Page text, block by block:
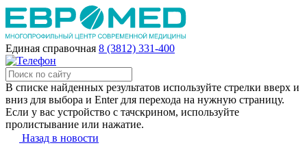
Единая справочная 8 (3812) 331-400
В списке найденных результатов используйте стрелки вверх и
вниз для выбора и Enter для перехода на нужную страницу.
Если у вас устройство с тачскрином, используйте
пролистывание или нажатие.
Назад в новости